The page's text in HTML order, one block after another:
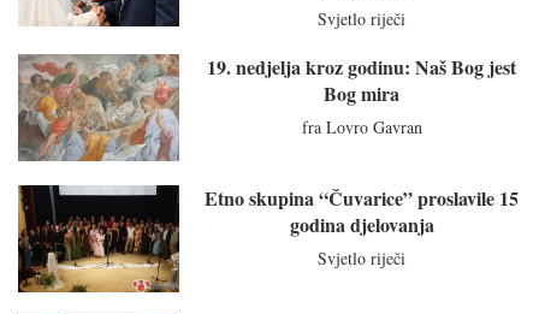
Svjetlo riječi
19. nedjelja kroz godinu: Naš Bog jest
Bog mira
fra Lovro Gavran
Etno skupina “Čuvarice” proslavile 15
godina djelovanja
Svjetlo riječi